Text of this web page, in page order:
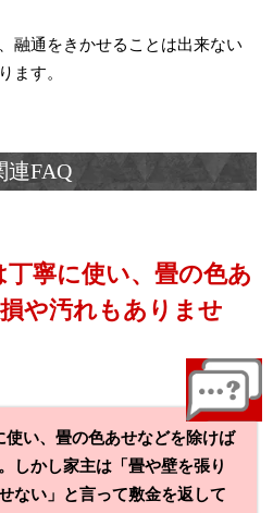
融通をきかせることは出来ない
ます。
寧に使い、畳の色あ
や汚れもありませ
い、畳の色あせなどを除けば
しかし家主は「畳や壁を張り
ない」と言って敷金を返して